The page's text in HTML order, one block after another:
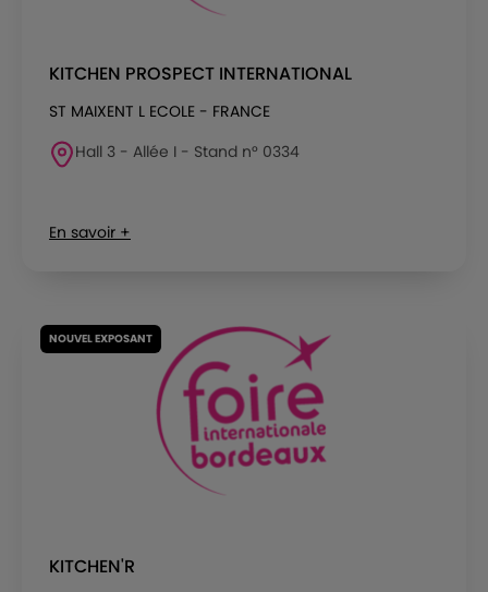
KITCHEN PROSPECT INTERNATIONAL
ST MAIXENT L ECOLE - FRANCE
Hall 3 - Allée I - Stand n° 0334
En savoir +
NOUVEL EXPOSANT
KITCHEN'R